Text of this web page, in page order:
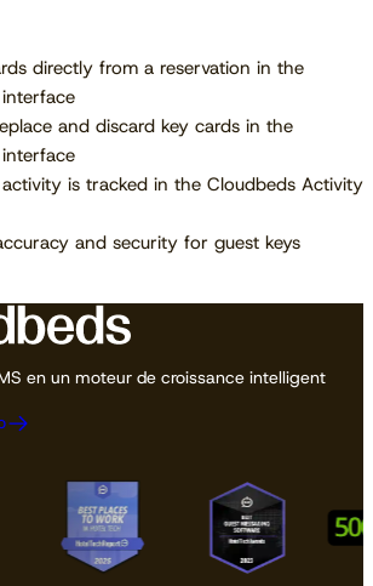
directly from a reservation in the
and discard key cards in the
is tracked in the Cloudbeds Activity
and security for guest keys
en un moteur de croissance intelligent